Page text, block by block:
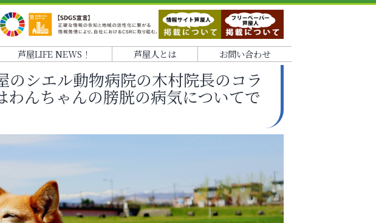
芦屋LIFE NEWS！ 芦屋人とは お問い合わせ
のシエル動物病院の木村院長のコラ
わんちゃんの膀胱の病気についてで